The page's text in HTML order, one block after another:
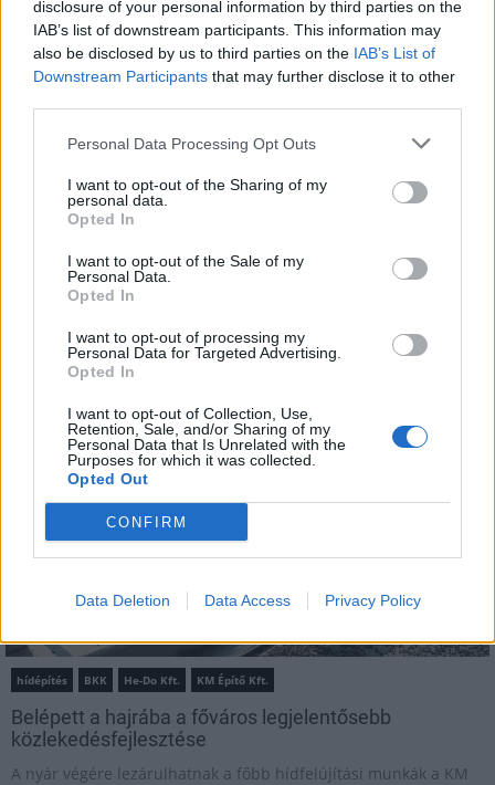
disclosure of your personal information by third parties on the
IAB’s list of downstream participants. This information may
also be disclosed by us to third parties on the IAB’s List of
Downstream Participants that may further disclose it to other
Personal Data Processing Opt Outs
I want to opt-out of the Sharing of my
personal data.
Opted In
I want to opt-out of the Sale of my
Personal Data.
Opted In
I want to opt-out of processing my
Personal Data for Targeted Advertising.
Opted In
I want to opt-out of Collection, Use,
Retention, Sale, and/or Sharing of my
Personal Data that Is Unrelated with the
Purposes for which it was collected.
Opted Out
CONFIRM
Data Deletion Data Access Privacy Policy
Számos akcióval, online programokkal készül a BKK a
HELYI HÍREK
hídépítés BKK He-Do Kft. KM Építő Kft.
Belépett a hajrába a főváros legjelentősebb
közlekedésfejlesztése
A nyár végére lezárulhatnak a főbb hídfelújítási munkák a KM